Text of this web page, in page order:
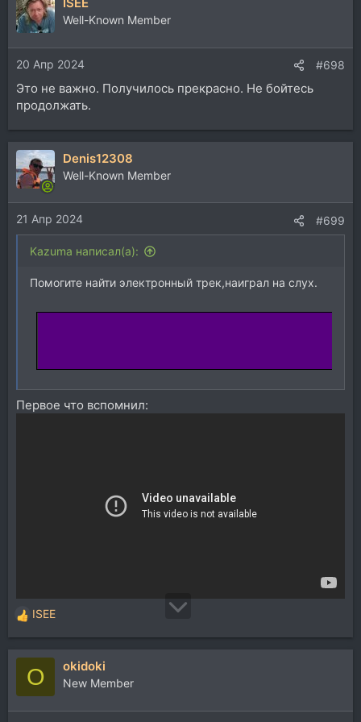
Well-Known Member
20 Апр 2024 #698
Это не важно. Получилось прекрасно. Не бойтесь
продолжать.
Denis12308
Well-Known Member
21 Апр 2024 #699
Kazuma написал(а):
Помогите найти электронный трек,наиграл на слух.
Первое что вспомнил:
Р
е
а
и
и
ISEE
O okidoki
New Member